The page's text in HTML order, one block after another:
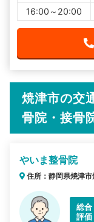
16:00～20:00
焼津市の交
骨院・接骨
やいま整骨院
住所：静岡県焼津
総合
評価